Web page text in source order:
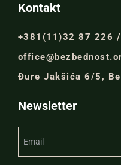
Kontakt
+381(11)32 87 226
Đure Jakšića 6/5,
Newsletter